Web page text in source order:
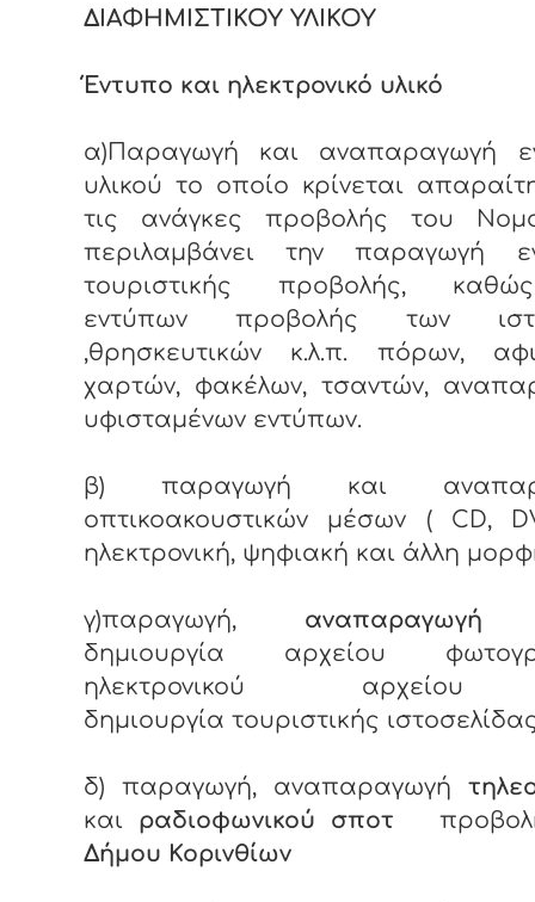
ΔΙΑΦΗΜΙΣΤΙΚΟΥ ΥΛΙΚΟΥ
Έντυπο και ηλεκτρονικό υλικό
α)Παραγωγή και αναπαραγωγή
υλικού το οποίο κρίνεται
τις ανάγκες προβολής του
περιλαμβάνει την παραγωγή
τουριστικής προβολής,
εντύπων προβολής των
,θρησκευτικών κ.λ.π. πόρων,
χαρτών, φακέλων, τσαντών,
υφισταμένων εντύπων.
β) παραγωγή και
οπτικοακουστικών μέσων ( CD,
ηλεκτρονική, ψηφιακή και άλλη
γ)παραγωγή,
δημιουργία αρχείου
ηλεκτρονικού
δημιουργία τουριστικής
δ) παραγωγή, αναπαραγωγή
και ραδιοφωνικού σποτ
Δήμου Κορινθίων